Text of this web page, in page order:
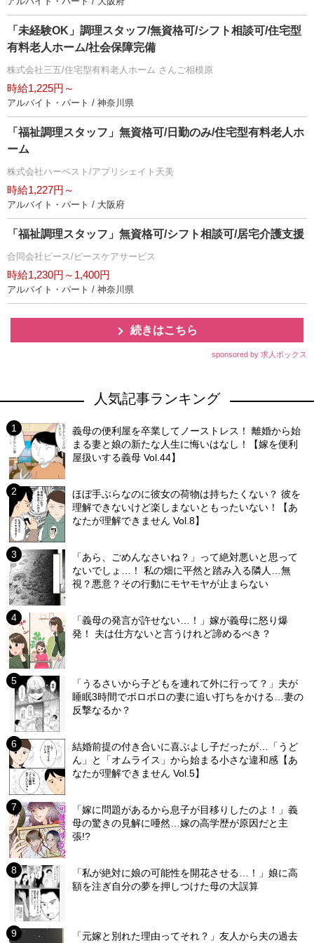
「未経験OK」調理スタッフ/無資格可/シフト相談可/住宅型
有料老人ホーム/社会保障完備
株式会社三五/住宅型有料老人ホーム さんご相模原
時給1,225円～
アルバイト・パート / 神奈川県
「福祉調理スタッフ」無資格可/日勤のみ/住宅型有料老人ホ
ーム
株式会社ハーベスト/アプリシェイト天美
時給1,227円～
アルバイト・パート / 大阪府
「福祉調理スタッフ」無資格可/シフト相談可/居宅介護支援
合同会社ピース/ピースケアサービス
時給1,230円～1,400円
アルバイト・パート / 神奈川県
続きはこちら
sponsored by 求人ボックス
人気記事ランキング
義母の便利屋を卒業してノーストレス！ 離婚から始
まる妻と娘の新たな人生に悔いはなし！【嫁を便利
屋扱いする義母 Vol.44】
ほぼ手ぶらなのに彼女の荷物は持ちたくない？ 彼を
理解できないけど楽しまないともったいない！【あ
なたが理解できません Vol.8】
「あら、ごめんなさいね？」って絶対悪いと思って
ないでしょ…！ 私の畑に平然と踏み入る隣人…無
視？悪意？その行動にモヤモヤが止まらない
「義母の発言が許せない…！」嫁が義母に怒り爆
発！ 夫は仕方ないと言うけれど諦めるべき？
「うるさいから子どもを連れて外に行って？」夫が
睡眠3時間でボロボロの妻に追い打ちをかける…妻の
反撃なるか？
結婚前提の付き合いに喜ぶよし子だったが…「うど
ん」と「オムライス」から始まる小さな違和感【あ
なたが理解できません Vol.5】
「嫁に問題があるから息子が目移りしたのよ！」義
母の驚きの見解に唖然…嫁の高学歴が原因だと主
張!?
「私が絶対に娘の可能性を開花させる…！」娘に高
額を注ぎ自分の夢を押しつけた母の大誤算
「元嫁と別れた理由ってそれ？」友人から夫の過去